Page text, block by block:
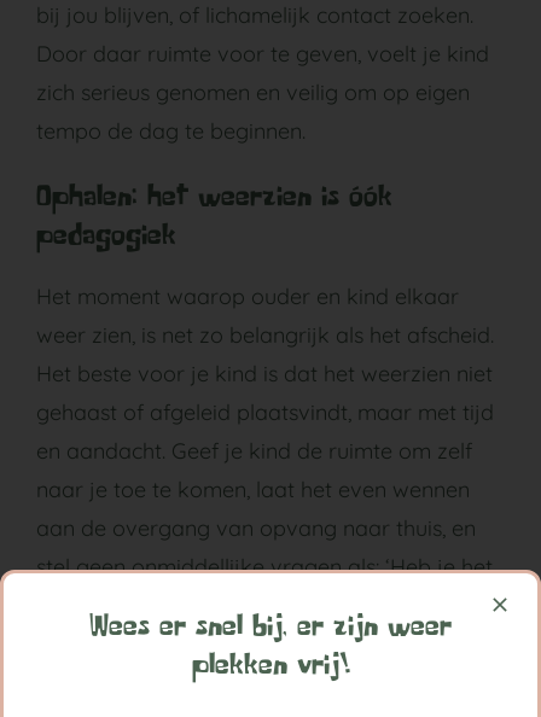
bij jou blijven, of lichamelijk contact zoeken.
Door daar ruimte voor te geven, voelt je kind
zich serieus genomen en veilig om op eigen
tempo de dag te beginnen.
Ophalen: het weerzien is óók
pedagogiek
Het moment waarop ouder en kind elkaar
weer zien, is net zo belangrijk als het afscheid.
Het beste voor je kind is dat het weerzien niet
gehaast of afgeleid plaatsvindt, maar met tijd
en aandacht. Geef je kind de ruimte om zelf
naar je toe te komen, laat het even wennen
aan de overgang van opvang naar thuis, en
stel geen onmiddellijke vragen als: ‘Heb je het
Sommige kinderen tonen bij het ophalen juist
Wees er snel bij, er zijn weer
plekken vrij!